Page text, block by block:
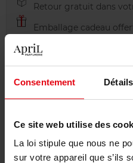
Consentement Détails
Ce site web utilise des
La loi stipule que nous ne
sur votre appareil que s’ils
Retour gratuit dans
Emballage cadeau
Description
Conseil d'utilisation